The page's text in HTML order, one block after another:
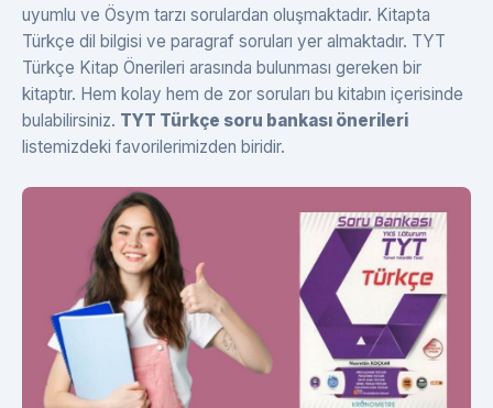
uyumlu ve Ösym tarzı sorulardan oluşmaktadır. Kitapta
Türkçe dil bilgisi ve paragraf soruları yer almaktadır. TYT
Türkçe Kitap Önerileri arasında bulunması gereken bir
kitaptır. Hem kolay hem de zor soruları bu kitabın içerisinde
bulabilirsiniz. TYT Türkçe soru bankası önerileri
listemizdeki favorilerimizden biridir.